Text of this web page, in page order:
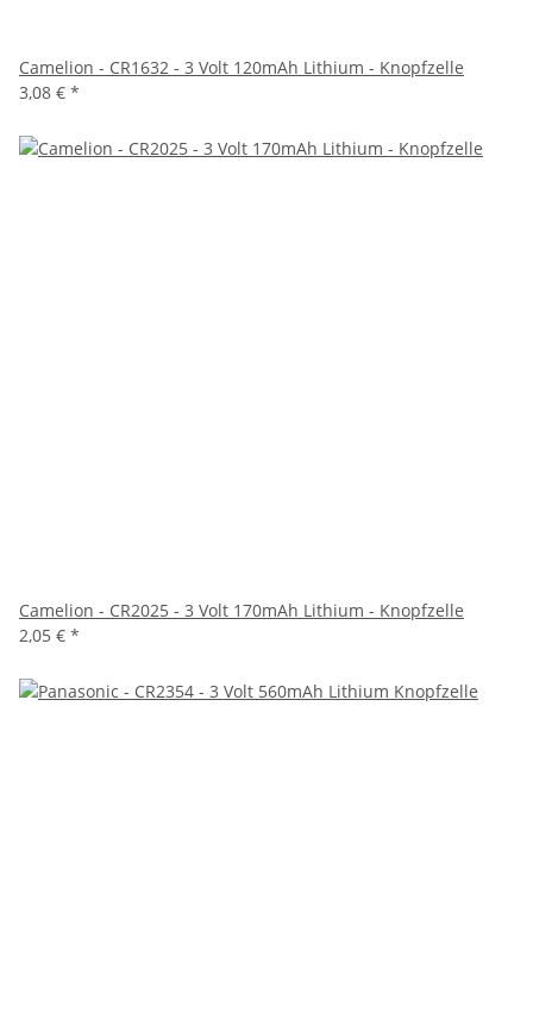
Camelion - CR1632 - 3 Volt 120mAh Lithium - Knopfzelle
3,08 € *
Camelion - CR2025 - 3 Volt 170mAh Lithium - Knopfzelle
2,05 € *